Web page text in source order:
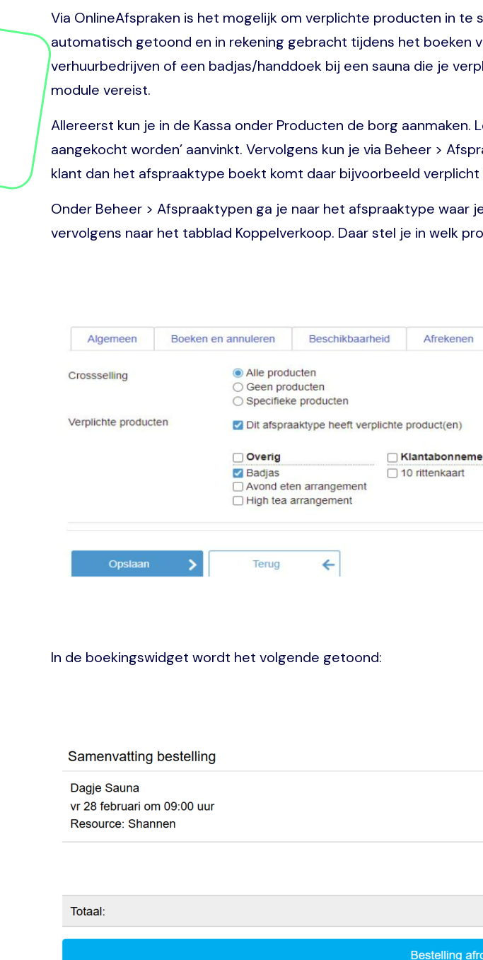
Via OnlineAfspraken is het mogelijk om verplichte producten in
automatisch getoond en in rekening gebracht tijdens het boeken
verhuurbedrijven of een badjas/handdoek bij een sauna die je
module vereist.
Allereerst kun je in de Kassa onder Producten de borg
aangekocht worden’ aanvinkt. Vervolgens kun je via Beheer >
klant dan het afspraaktype boekt komt daar bijvoorbeeld verplicht
Onder Beheer > Afspraaktypen ga je naar het afspraaktype
vervolgens naar het tabblad Koppelverkoop. Daar stel je in welk
In de boekingswidget wordt het volgende getoond: